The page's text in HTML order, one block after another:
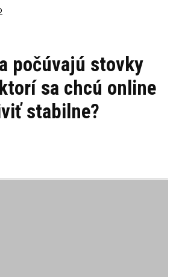
počúvajú stovky
sa chcú online
stabilne?